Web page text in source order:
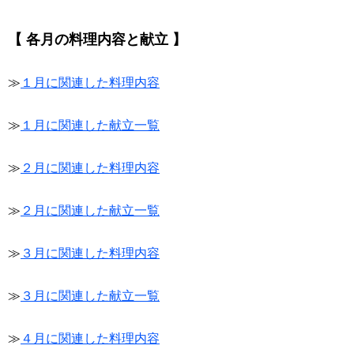
【 各月の料理内容と献立 】
≫ １月に関連した料理内容
≫ １月に関連した献立一覧
≫ ２月に関連した料理内容
≫ ２月に関連した献立一覧
≫ ３月に関連した料理内容
≫ ３月に関連した献立一覧
≫ ４月に関連した料理内容